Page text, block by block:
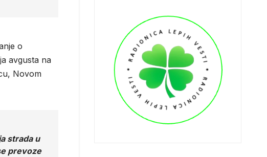
o
avgusta na
Novom
strada u
prevoze